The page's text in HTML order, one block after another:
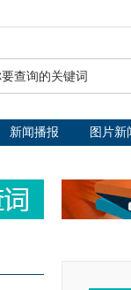
新闻播报 图片新